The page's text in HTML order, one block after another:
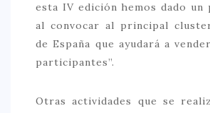
esta IV edición hemos dado un
al convocar al principal
de España que ayudará a
participantes”.
Otras actividades que se